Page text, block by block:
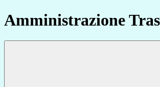
Amministrazione